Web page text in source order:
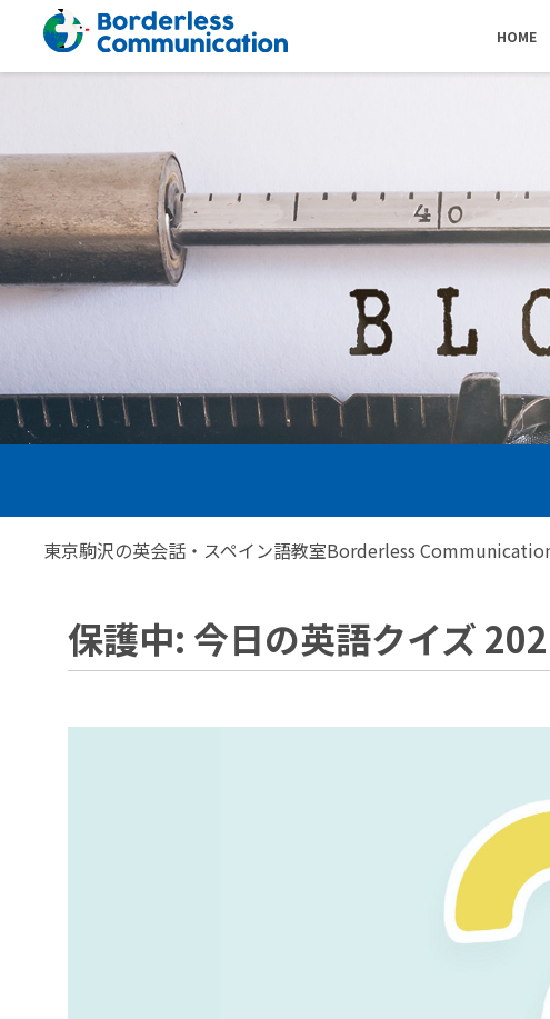
HOME
東京駒沢の英会話・スペイン語教室Borderless
保護中: 今日の英語クイズ